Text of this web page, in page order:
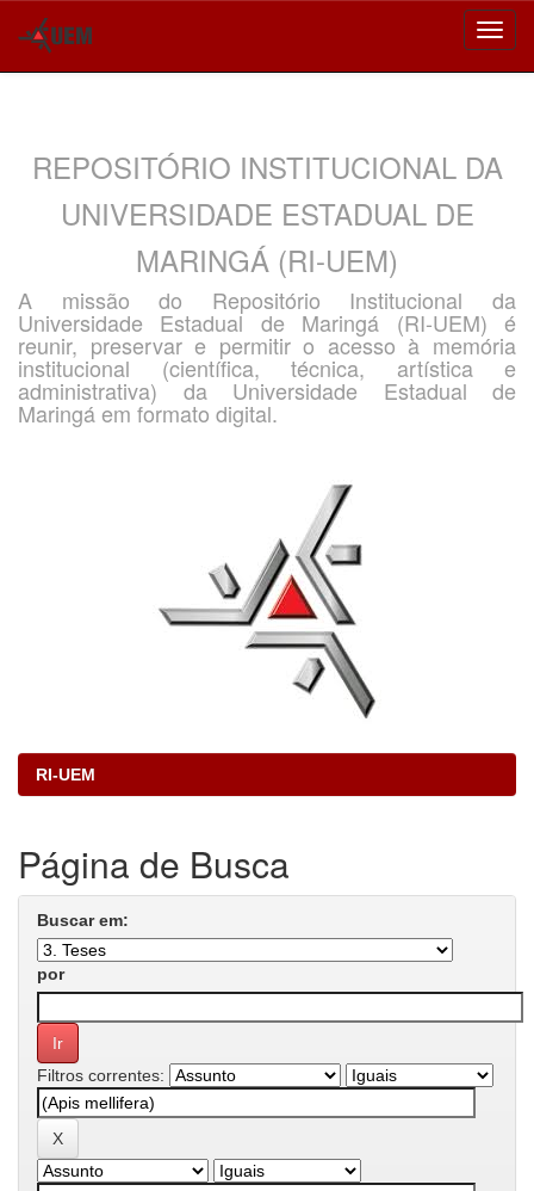
REPOSITÓRIO INSTITUCIONAL DA
UNIVERSIDADE ESTADUAL DE
MARINGÁ (RI-UEM)
A missão do Repositório Institucional da
Universidade Estadual de Maringá (RI-UEM) é
reunir, preservar e permitir o acesso à memória
institucional (científica, técnica, artística e
administrativa) da Universidade Estadual de
Maringá em formato digital.
RI-UEM
Página de Busca
Buscar em:
por
Filtros correntes: